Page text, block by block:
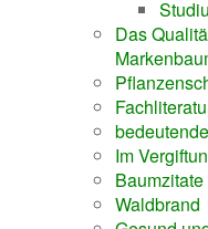
Das
Im
Baumzitate
Waldbrand